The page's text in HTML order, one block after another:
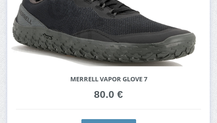
MERRELL VAPOR GLOVE 7
80.0 €